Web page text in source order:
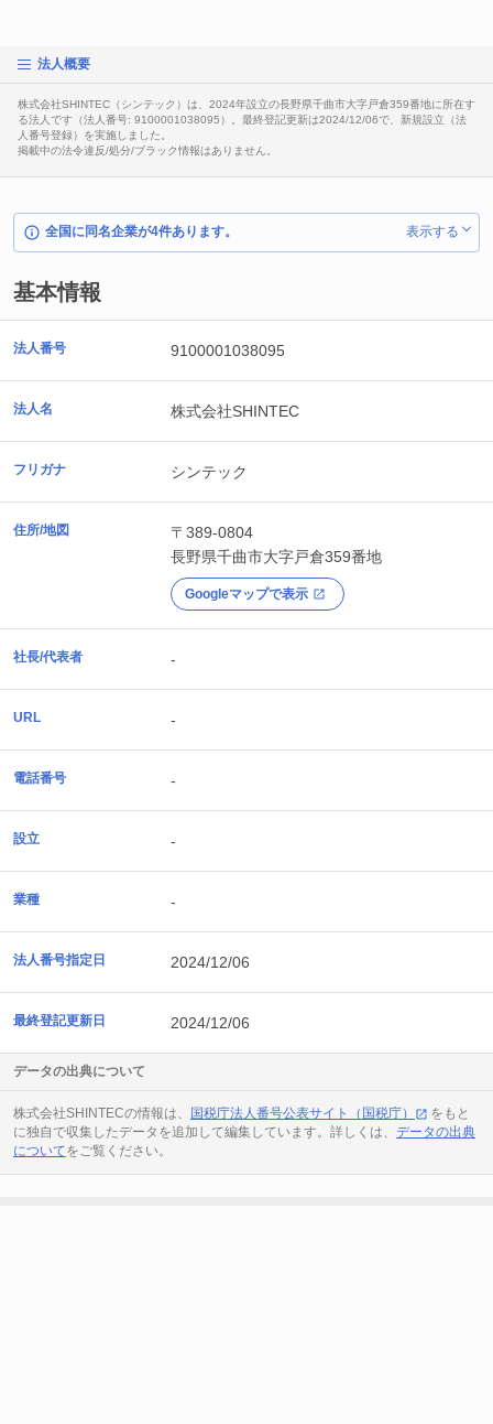
法人概要
株式会社SHINTEC（シンテック）は、2024年設立の長野県千曲市大字戸倉359番地に所在す
る法人です（法人番号: 9100001038095）。最終登記更新は2024/12/06で、新規設立（法
人番号登録）を実施しました。
掲載中の法令違反/処分/ブラック情報はありません。
全国に同名企業が4件あります。 表示する
基本情報
法人番号 9100001038095
法人名 株式会社SHINTEC
フリガナ シンテック
住所/地図
〒389-0804
長野県千曲市大字戸倉359番地
Googleマップで表示
社長/代表者 -
URL -
電話番号 -
設立 -
業種 -
法人番号指定日 2024/12/06
最終登記更新日 2024/12/06
データの出典について
株式会社SHINTECの情報は、 国税庁法人番号公表サイト（国税庁）
をもと
に独自で収集したデータを追加して編集しています。詳しくは、 データの出典
についてをご覧ください。